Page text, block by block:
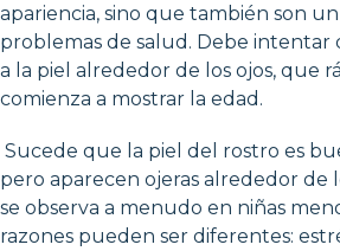
apariencia, sino que también son
problemas de salud. Debe intentar
a la piel alrededor de los ojos, que
comienza a mostrar la edad.
Sucede que la piel del rostro es
pero aparecen ojeras alrededor de
se observa a menudo en niñas
razones pueden ser diferentes: